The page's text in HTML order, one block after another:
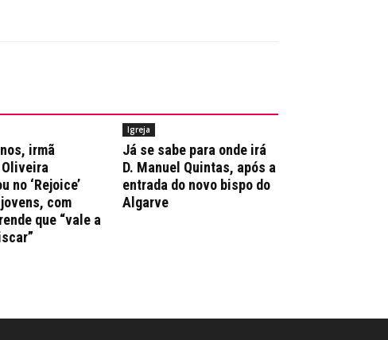
irmã
no ‘Rejoice’
com
que “vale a
Igreja
Já se sabe para onde irá
D. Manuel Quintas, após a
entrada do novo bispo do
Algarve